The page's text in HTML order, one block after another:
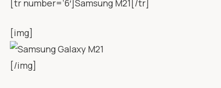
[tr number=’6′]Samsung M21[/tr]
[img]
[/img]